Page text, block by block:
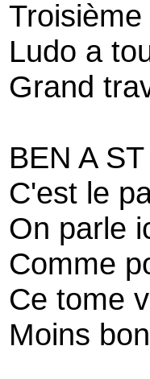
Troisième
Ludo a
Grand
BEN A
C'est le
On parle
Comme
Ce tome
Moins